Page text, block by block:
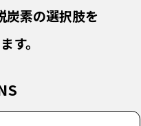
炭素の選択肢を
す。